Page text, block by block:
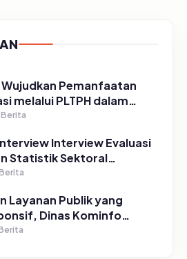
Wujudkan Pemanfaatan
melalui PLTPH dalam
PELITA di Desa
Berita
Interview Evaluasi
Statistik Sektoral
Pasuruan
Layanan Publik yang
Dinas Kominfo
SP4N Lapor di